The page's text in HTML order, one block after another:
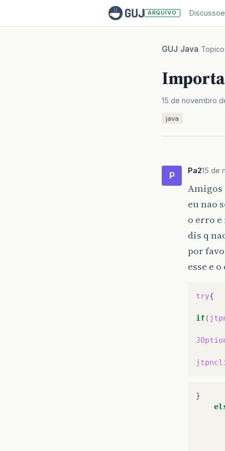
ARQUIVO
GUJ/Java/Topico
15 de novembro
java
P Pa215 de
Amigos
eu nao
o erro e
dis q
por
esse e
try{
if (